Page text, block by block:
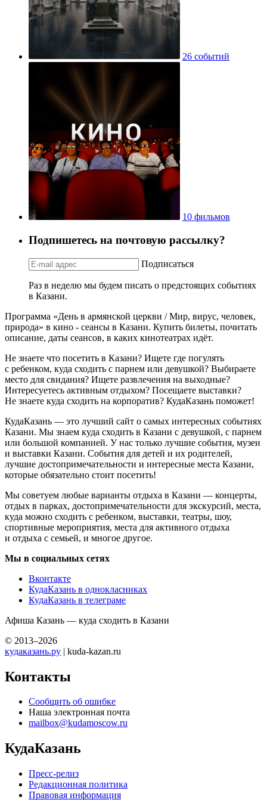
26 событий
10 фильмов
Подпишетесь на почтовую рассылку?
Подписаться
Раз в неделю мы будем писать о предстоящих событиях
в Казани.
Программа «День в армянской церкви / Мир, вирус, человек,
природа» в кино - сеансы в Казани. Купить билеты, почитать
описание, даты сеансов, в каких кинотеатрах идёт.
Не знаете что посетить в Казани? Ищете где погулять
с ребенком, куда сходить с парнем или девушкой? Выбираете
место для свидания? Ищете развлечения на выходные?
Интересуетесь активным отдыхом? Посещаете выставки?
Не знаете куда сходить на корпоратив? КудаКазань поможет!
КудаКазань — это лучший сайт о самых интересных событиях
Казани. Мы знаем куда сходить в Казани с девушкой, с парнем
или большой компанией. У нас только лучшие события, музеи
и выставки Казани. События для детей и их родителей,
лучшие достопримечательности и интересные места Казани,
которые обязательно стоит посетить!
Мы советуем любые варианты отдыха в Казани — концерты,
отдых в парках, достопримечательности для экскурсий, места,
куда можно сходить с ребенком, выставки, театры, шоу,
спортивные мероприятия, места для активного отдыха
и отдыха с семьей, и многое другое.
Мы в социальных сетях
Вконтакте
КудаКазань в однокласниках
КудаКазань в телеграме
Афиша Казань — куда сходить в Казани
© 2013–2026
кудаказань.ру | kuda-kazan.ru
Контакты
Сообщить об ошибке
Наша электронная почта
mailbox@kudamoscow.ru
КудаКазань
Пресс-релиз
Редакционная политика
Правовая информация